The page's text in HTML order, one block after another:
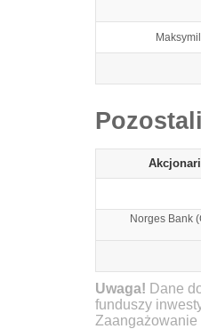
Norges Bank
Uwaga! Dane
funduszy
Zaangażowanie